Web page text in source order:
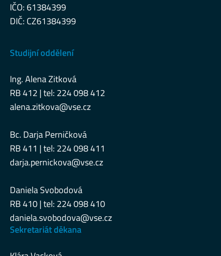
IČO: 61384399
DIČ: CZ61384399
Studijní oddělení
Ing. Alena Zitková
RB 412 | tel: 224 098 412
alena.zitkova@vse.cz
Bc. Darja Perničková
RB 411 | tel: 224 098 411
darja.pernickova@vse.cz
Daniela Svobodová
RB 410 | tel: 224 098 410
daniela.svobodova@vse.cz
Sekretariát děkana